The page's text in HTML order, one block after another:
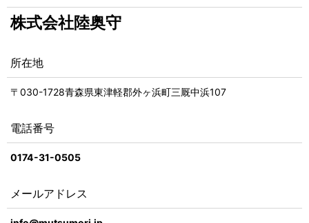
株式会社陸奥守
所在地
〒030-1728青森県東津軽郡外ヶ浜町三厩中浜107
電話番号
0174-31-0505
メールアドレス